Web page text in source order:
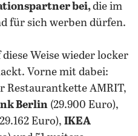
bei,die im
für sich werben dürfen.
Weise wieder locker
Vorne mit dabei:
Restaurantkette AMRIT,
Berlin (29.900 Euro),
Euro), IKEA